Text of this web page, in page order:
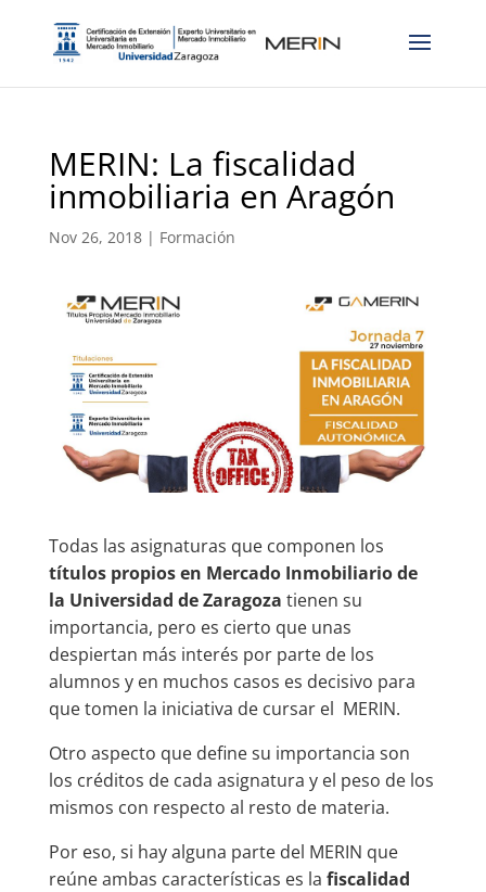
MERIN: La fiscalidad
inmobiliaria en Aragón
Nov 26, 2018| Formación
Todas las asignaturas que componen los
títulos propios en Mercado Inmobiliario de
la Universidad de Zaragoza tienen su
importancia, pero es cierto que unas
despiertan más interés por parte de los
alumnos y en muchos casos es decisivo para
que tomen la iniciativa de cursar el MERIN.
Otro aspecto que define su importancia son
los créditos de cada asignatura y el peso de los
mismos con respecto al resto de materia.
Por eso, si hay alguna parte del MERIN que
reúne ambas características es la fiscalidad